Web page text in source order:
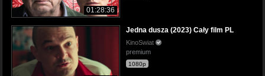
01:28:36
Jedna dusza (2023) Cały film PL
KinoSwiat
premium
1080p